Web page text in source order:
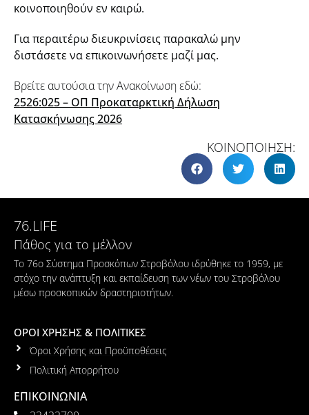
κοινοποιηθούν εν καιρώ.
Για περαιτέρω διευκρινίσεις παρακαλώ μην
διστάσετε να επικοινωνήσετε μαζί μας.
Βρείτε αυτούσια την Ανακοίνωση εδώ:
2526:025 – ΟΠ Προκαταρκτική Δήλωση
Κατασκήνωσης 2026
ΚΟΙΝΟΠΟΙΗΣΗ:
76.LIFE
Πάθος για το μέλλον
Το 76ο Σύστημα Προσκόπων Στροβόλου ιδρύθηκε το 1959, με
στόχο την ανάπτυξη και εκπαίδευση των νέων του Στροβόλου
μέσω προσκοπικών δραστηριοτήτων.
ΟΡΟΙ ΧΡΗΣΗΣ & ΠΟΛΙΤΙΚΕΣ
Όροι Χρήσης και Προϋποθέσεις
Πολιτική Απορρήτου
ΕΠΙΚΟΙΝΩΝΙΑ